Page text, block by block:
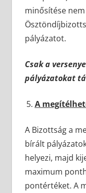
minősítése
pályázatot.
Csak a
pályázatokat
A
A Bizottság a
bírált
helyezi, majd
maximum
pontértéket. A